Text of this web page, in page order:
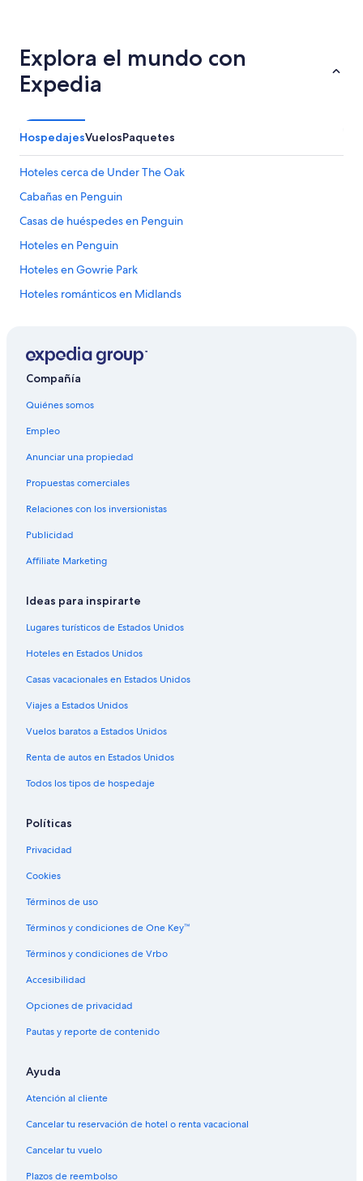
Explora el mundo con
Expedia
HospedajesVuelosPaquetes
Hoteles cerca de Under The Oak
Cabañas en Penguin
Casas de huéspedes en Penguin
Hoteles en Penguin
Hoteles en Gowrie Park
Hoteles románticos en Midlands
Hoteles en West Coast
Hoteles en Golden Valley
Hoteles en Sassafras
Hoteles en Railton
Hoteles en South Riana
Hoteles con bar en Deloraine
Hoteles en Deloraine
Hoteles en la playa en Stanley
Hoteles en Devonport
Hoteles en Flowerdale
Hoteles en Hawley Beach
Hoteles en Castra
Hoteles en Riana
Hoteles 3 estrellas en Lillico
Hoteles en Cradle Mountain
Hoteles en Ulverstone
B&B en Lapoinya
Hoteles cerca de Centro de información turística de Penguin
Apart-Hoteles en Moina
Hoteles baratos en Queenstown
Hoteles de lujo en Strahan
Cabañas en Roland
Hoteles en Rosebery
Cabañas en Red Hill
Casas de campo en Claude Road
Compañía
Quiénes somos
Empleo
Anunciar una propiedad
Propuestas comerciales
Relaciones con los inversionistas
Publicidad
Affiliate Marketing
Ideas para inspirarte
Lugares turísticos de Estados Unidos
Hoteles en Estados Unidos
Casas vacacionales en Estados Unidos
Viajes a Estados Unidos
Vuelos baratos a Estados Unidos
Renta de autos en Estados Unidos
Todos los tipos de hospedaje
Políticas
Privacidad
Cookies
Términos de uso
Términos y condiciones de One Key™
Términos y condiciones de Vrbo
Accesibilidad
Opciones de privacidad
Pautas y reporte de contenido
Ayuda
Atención al cliente
Cancelar tu reservación de hotel o renta vacacional
Cancelar tu vuelo
Plazos de reembolso